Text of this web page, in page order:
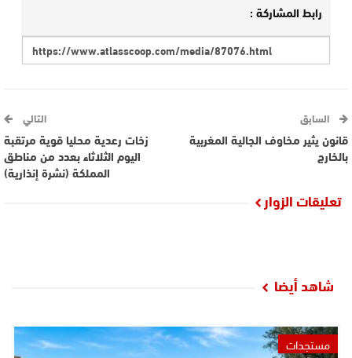
رابط المشاركة :
السابق
قانون يثير مخاوف الجالية المغربية
بالخارج
التالي
زخات رعدية محليا قوية مرتقبة
اليوم الثلاثاء بعدد من مناطق
المملكة (نشرة إنذارية)
تعليقات الزوار
شاهد أيضا
مستجدات